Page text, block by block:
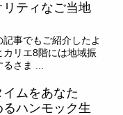
ティなご当地
事でもご紹介したよ
カリエ8階には地域振
さま ...
ムをあなた
ハンモック生